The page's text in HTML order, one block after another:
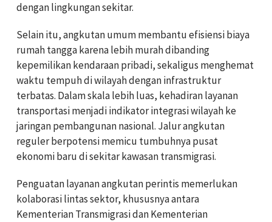
dengan lingkungan sekitar.
Selain itu, angkutan umum membantu efisiensi biaya
rumah tangga karena lebih murah dibanding
kepemilikan kendaraan pribadi, sekaligus menghemat
waktu tempuh di wilayah dengan infrastruktur
terbatas. Dalam skala lebih luas, kehadiran layanan
transportasi menjadi indikator integrasi wilayah ke
jaringan pembangunan nasional. Jalur angkutan
reguler berpotensi memicu tumbuhnya pusat
ekonomi baru di sekitar kawasan transmigrasi.
Penguatan layanan angkutan perintis memerlukan
kolaborasi lintas sektor, khususnya antara
Kementerian Transmigrasi dan Kementerian